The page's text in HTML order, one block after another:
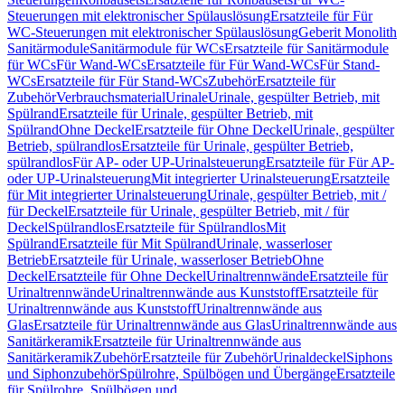
Steuerungen mit elektronischer SpülauslösungErsatzteile für Für
WC-Steuerungen mit elektronischer SpülauslösungGeberit Monolith
SanitärmoduleSanitärmodule für WCsErsatzteile für Sanitärmodule
für WCsFür Wand-WCsErsatzteile für Für Wand-WCsFür Stand-
WCsErsatzteile für Für Stand-WCsZubehörErsatzteile für
ZubehörVerbrauchsmaterialUrinaleUrinale, gespülter Betrieb, mit
SpülrandErsatzteile für Urinale, gespülter Betrieb, mit
SpülrandOhne DeckelErsatzteile für Ohne DeckelUrinale, gespülter
Betrieb, spülrandlosErsatzteile für Urinale, gespülter Betrieb,
spülrandlosFür AP- oder UP-UrinalsteuerungErsatzteile für Für AP-
oder UP-UrinalsteuerungMit integrierter UrinalsteuerungErsatzteile
für Mit integrierter UrinalsteuerungUrinale, gespülter Betrieb, mit /
für DeckelErsatzteile für Urinale, gespülter Betrieb, mit / für
DeckelSpülrandlosErsatzteile für SpülrandlosMit
SpülrandErsatzteile für Mit SpülrandUrinale, wasserloser
BetriebErsatzteile für Urinale, wasserloser BetriebOhne
DeckelErsatzteile für Ohne DeckelUrinaltrennwändeErsatzteile für
UrinaltrennwändeUrinaltrennwände aus KunststoffErsatzteile für
Urinaltrennwände aus KunststoffUrinaltrennwände aus
GlasErsatzteile für Urinaltrennwände aus GlasUrinaltrennwände aus
SanitärkeramikErsatzteile für Urinaltrennwände aus
SanitärkeramikZubehörErsatzteile für ZubehörUrinaldeckelSiphons
und SiphonzubehörSpülrohre, Spülbögen und ÜbergängeErsatzteile
für Spülrohre, Spülbögen und